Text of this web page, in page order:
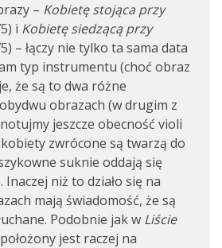
– Kobietę stojąca przy
i Kobietę siedzącą przy
– łączy nie tylko ta sama data
typ instrumentu (choć obraz
że są to dwa różne
obrazach (w drugim z
jeszcze obecność violi
zwrócone są twarzą do
suknie oddają się
Inaczej niż to działo się na
mają świadomość, że są
Podobnie jak w Liście
jest raczej na